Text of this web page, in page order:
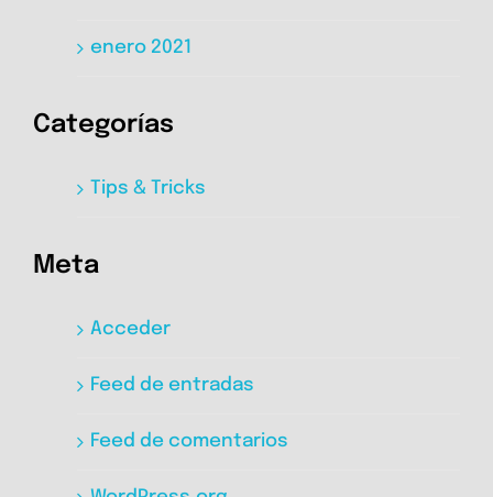
enero 2021
Categorías
Tips & Tricks
Meta
Acceder
Feed de entradas
Feed de comentarios